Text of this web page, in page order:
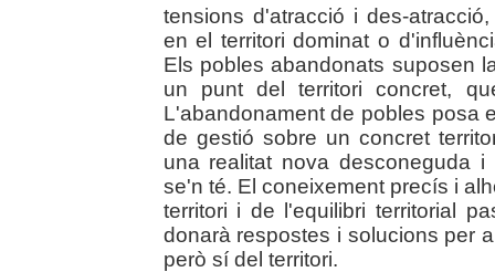
tensions d'atracció i des-
en el territori dominat o
Els pobles abandonats suposen
un punt del territori concret,
L'abandonament de pobles posa
de gestió sobre un concret
una realitat nova desconeguda
se'n té. El coneixement precís i
territori i de l'equilibri territorial
donarà respostes i solucions per
però sí del territori.